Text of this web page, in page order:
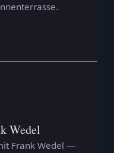
Wedel
Frank Wedel —